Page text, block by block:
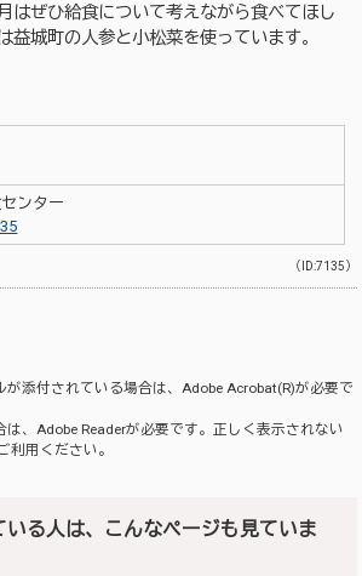
はぜひ給食について考えながら食べてほし
益城町の人参と小松菜を使っています。
ンター
（ID:7135）
が添付されている場合は、Adobe Acrobat(R)が必要で
は、Adobe Readerが必要です。正しく表示されない
利用ください。
いる人は、こんなページも見ていま